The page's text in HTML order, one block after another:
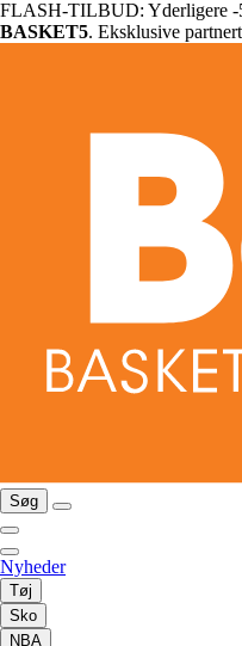
FLASH-TILBUD: Yderligere -
BASKET5. Eksklusive
Søg
Nyheder
Tøj
Sko
NBA